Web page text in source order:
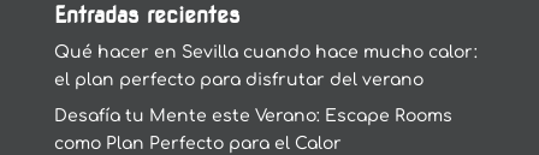
Entradas recientes
Qué hacer en Sevilla cuando hace mucho calor:
el plan perfecto para disfrutar del verano
Desafía tu Mente este Verano: Escape Rooms
como Plan Perfecto para el Calor